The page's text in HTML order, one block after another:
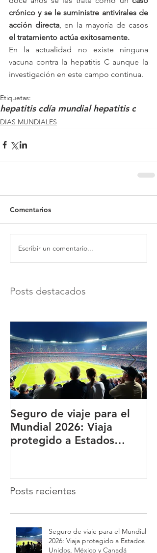
crónico y se le suministre antivirales de
acción directa
el tratamiento actúa exitosamente.
En la actualidad no existe ninguna
vacuna contra la hepatitis C aunque la
investigación en este campo continua.
Etiquetas:
hepatitis cdía mundial hepatitis c
DIAS MUNDIALES
Comentarios
Escribir un comentario...
Posts destacados
Seguro de viaje para el
Mundial 2026: Viaja
protegido a Estados
Posts recientes
Seguro de viaje para el Mundial
2026: Viaja protegido a Estados
Unidos, México y Canadá